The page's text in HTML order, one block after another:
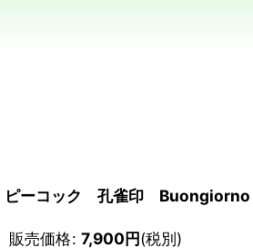
ピーコック 孔雀印
販売価格: 7,900円(税別)